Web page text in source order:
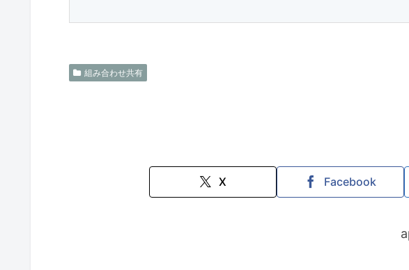
組み合わせ共有
X Facebook